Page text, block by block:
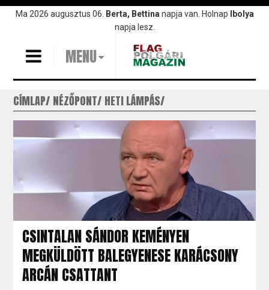
UgrásMa 2026 augusztus 06. Berta, Bettina napja van. Holnap
Ibolya
napja lesz.
MENU
CÍMLAP NÉZŐPONT HETI LÁMPÁS
CSINTALAN SÁNDOR KEMÉNYEN
MEGKÜLDÖTT BALEGYENESE KARÁCSONY
ARCÁN CSATTANT